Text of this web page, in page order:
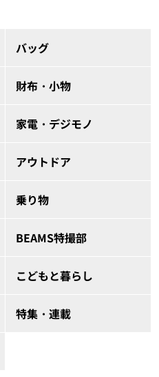
バッグ
財布・小物
家電・デジモノ
アウトドア
乗り物
BEAMS特撮部
こどもと暮らし
特集・連載